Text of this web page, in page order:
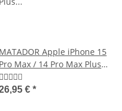
MATADOR Apple iPhone 15
Pro Max / 14 Pro Max Plus
Ledercase Braun
€ *